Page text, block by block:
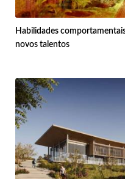
Habilidades
novos talentos